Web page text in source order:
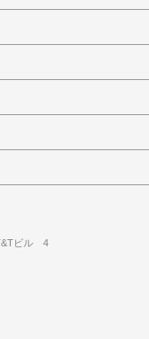
ビル 4